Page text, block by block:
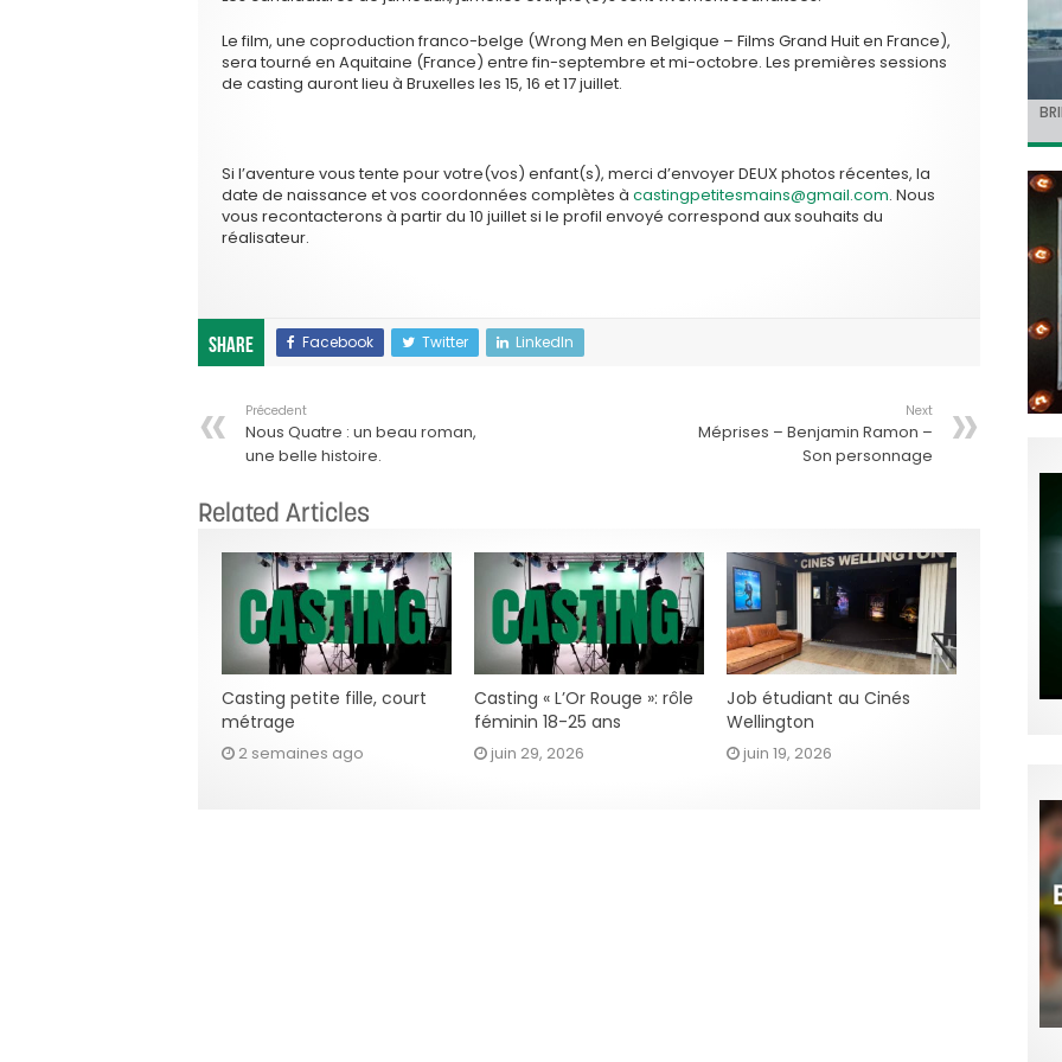
Le film, une coproduction franco-belge (Wrong Men en Belgique – Films Grand Huit en France),
sera tourné en Aquitaine (France) entre fin-septembre et mi-octobre. Les premières sessions
de casting auront lieu à Bruxelles les 15, 16 et 17 juillet.
Si l’aventure vous tente pour votre(vos) enfant(s), merci d’envoyer DEUX photos récentes, la
date de naissance et vos coordonnées complètes à castingpetitesmains@gmail.com. Nous
vous recontacterons à partir du 10 juillet si le profil envoyé correspond aux souhaits du
réalisateur.
Share Facebook Twitter LinkedIn
Précedent
Nous Quatre : un beau roman,
une belle histoire.
Next
Méprises – Benjamin Ramon –
Son personnage
Related Articles
Casting petite fille, court
métrage
2 semaines ago
Casting « L’Or Rouge »: rôle
féminin 18-25 ans
juin 29, 2026
Job étudiant au Cinés
Wellington
juin 19, 2026
«
«
«